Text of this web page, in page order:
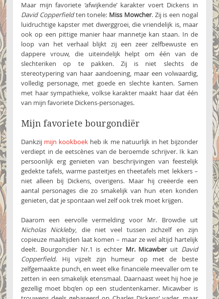
Maar mijn favoriete ‘afwijkende’ karakter voert Dickens in
David Copperfieldten tonele: Miss Mowcher. Zij is een nogal
luidruchtige kapster met dwerggroei, die vriendelijk is, maar
ook op een pittige manier haar mannetje kan staan. In de
loop van het verhaal blijkt zij een zeer zelfbewuste en
dappere vrouw, die uiteindelijk helpt om één van de
slechteriken op te pakken. Zij is niet slechts de
stereotypering van haar aandoening, maar een volwaardig,
volledig personage, met goede en slechte kanten. Samen
met haar sympathieke, volkse karakter maakt haar dat één
van mijn favoriete Dickens-personages.
Mijn favoriete bourgondiër
Dankzij mijn kookboek heb ik me natuurlijk in het bijzonder
verdiept in de eetscènes van de beroemde schrijver. Ik kan
persoonlijk erg genieten van beschrijvingen van feestelijk
gedekte tafels, warme pasteitjes en theetafels met lekkers –
niet alleen bij Dickens, overigens. Maar hij creëerde een
aantal personages die zo smakelijk van hun eten konden
genieten, dat je spontaan wel zelf ook trek moet krijgen.
Daarom een eervolle vermelding voor Mr. Browdie uit
Nicholas Nickleby, die niet veel tussen zichzelf en zijn
copieuze maaltijden laat komen – maar ze wel altijd hartelijk
deelt. Bourgondiër Nr.1 is echter Mr. Micawberuit David
Copperfield. Hij vijzelt zijn humeur op met de beste
zelfgemaakte punch, en weet elke financiële meevaller om te
zetten in een smakelijk etensmaal. Daarnaast weet hij hoe je
gezellig moet bbq’en op een studentenkamer. Micawber is